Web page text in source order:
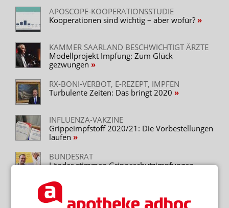
APOSCOPE-KOOPERATIONSSTUDIE
Kooperationen sind wichtig – aber wofür?
KAMMER SAARLAND BESCHWICHTIGT ÄRZTE
Modellprojekt Impfung: Zum Glück
gezwungen
RX-BONI-VERBOT, E-REZEPT, IMPFEN
Turbulente Zeiten: Das bringt 2020
INFLUENZA-VAKZINE
Grippeimpfstoff 2020/21: Die Vorbestellungen
laufen
BUNDESRAT
Länder stimmen Grippeschutzimpfungen
IMPFUNGEN IN APOTHEKEN
Grippeimpfung für 3,99 Euro?